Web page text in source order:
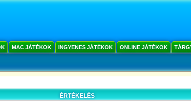
MAC JÁTÉKOK INGYENES JÁTÉKOK ONLINE JÁTÉKOK
ÉRTÉKELÉS